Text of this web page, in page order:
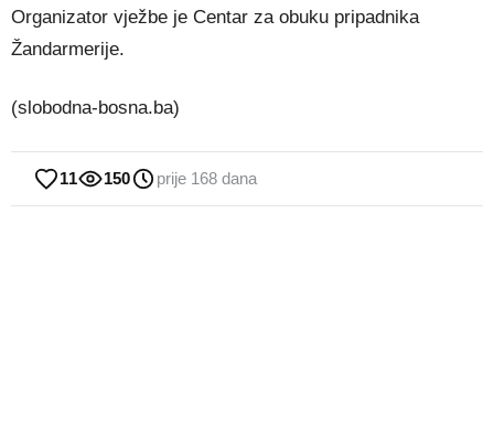
Organizator vježbe je Centar za obuku pripadnika
Žandarmerije.
(slobodna-bosna.ba)
11 150 prije 168 dana